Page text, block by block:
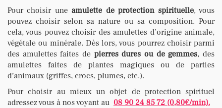
Pour choisir uneamulette de protection spirituelle, vous
pouvez choisir selon sa nature ou sa composition. Pour
cela, vous pouvez choisir des amulettes d’origine animale,
végétale ou minérale. Dès lors, vous pourrez choisir parmi
des amulettes faites de pierres dures ou de gemmes, des
amulettes faites de plantes magiques ou de parties
d’animaux (griffes, crocs, plumes, etc.).
Pour choisir au mieux un objet de protection spirituel
adressez vous à nos voyant au 08 90 24 85 72 (0,80€/min).